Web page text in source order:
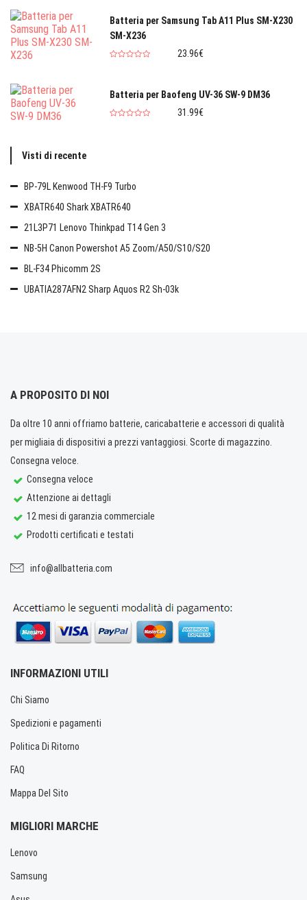
Batteria per Samsung Tab A11 Plus SM-X230
SM-X236
23.96€
Batteria per Baofeng UV-36 SW-9 DM36
31.99€
Visti di recente
BP-79L Kenwood TH-F9 Turbo
XBATR640 Shark XBATR640
21L3P71 Lenovo Thinkpad T14 Gen 3
NB-5H Canon Powershot A5 Zoom/A50/S10/S20
BL-F34 Phicomm 2S
UBATIA287AFN2 Sharp Aquos R2 Sh-03k
A PROPOSITO DI NOI
Da oltre 10 anni offriamo batterie, caricabatterie e accessori di qualità
per migliaia di dispositivi a prezzi vantaggiosi. Scorte di magazzino.
Consegna veloce.
Consegna veloce
Attenzione ai dettagli
12 mesi di garanzia commerciale
Prodotti certificati e testati
info@allbatteria.com
INFORMAZIONI UTILI
Chi Siamo
Spedizioni e pagamenti
Politica Di Ritorno
FAQ
Mappa Del Sito
MIGLIORI MARCHE
Lenovo
Samsung